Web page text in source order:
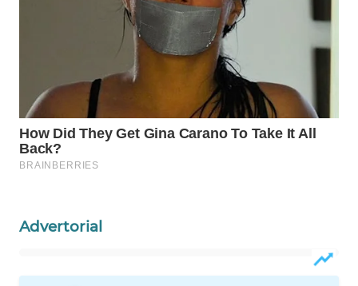
Advertorial
PERSONA
WAHANA
OTOMOTIF
WISATA